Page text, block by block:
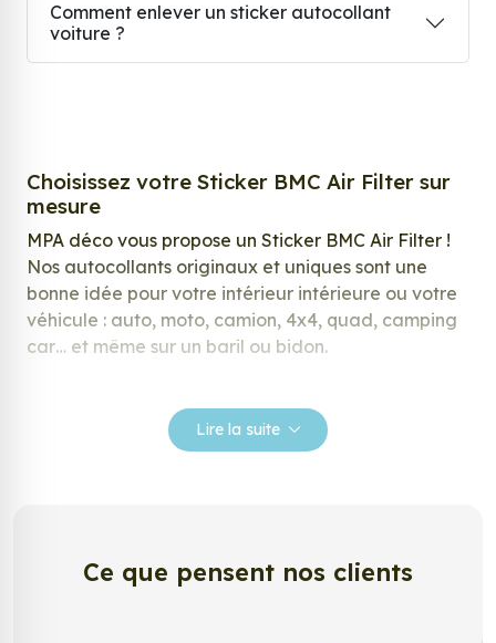
Comment enlever un sticker autocollant
voiture ?
Choisissez votre Sticker BMC Air Filter sur
mesure
MPA déco vous propose un Sticker BMC Air Filter !
Nos autocollants originaux et uniques sont une
bonne idée pour votre intérieur intérieure ou votre
véhicule : auto, moto, camion, 4x4, quad, camping
car… et même sur un baril ou bidon.
répondre à vos attentes, laissez vous inspirer parmi
notre large gamme de stickers.
aussi connus sous le nom d’autocollant, d’adhésifs
Lire la suite
Ce que pensent nos clients